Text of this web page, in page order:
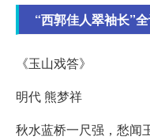
“西郭佳人翠袖长”
《玉山戏答》
明代 熊梦祥
秋水蓝桥一尺强，愁闻